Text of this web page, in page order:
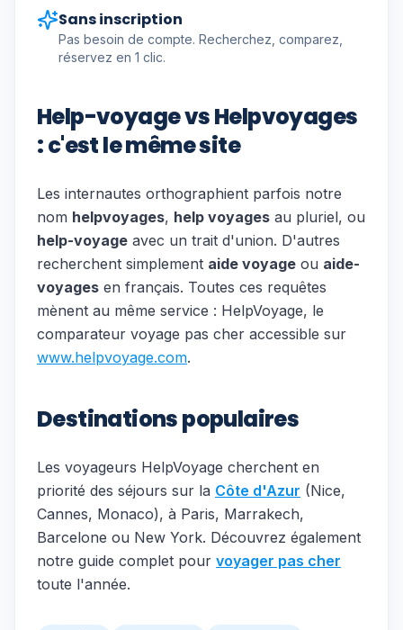
Sans inscription
Pas besoin de compte. Recherchez, comparez,
réservez en 1 clic.
Help-voyage vs Helpvoyages
: c'est le même site
Les internautes orthographient parfois notre
nom helpvoyages, help voyages au pluriel, ou
help-voyage avec un trait d'union. D'autres
recherchent simplement aide voyage ou aide-
voyages en français. Toutes ces requêtes
mènent au même service : HelpVoyage, le
comparateur voyage pas cher accessible sur
www.helpvoyage.com.
Destinations populaires
Les voyageurs HelpVoyage cherchent en
priorité des séjours sur la Côte d'Azur (Nice,
Cannes, Monaco), à Paris, Marrakech,
Barcelone ou New York. Découvrez également
notre guide complet pour voyager pas cher
toute l'année.